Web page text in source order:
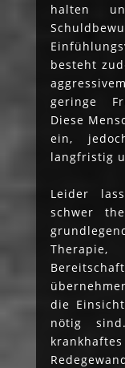
halten
besteht
geringe
Diese
ein,
langfristig
Leider
schwer
die
nötig